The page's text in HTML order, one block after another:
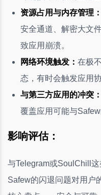
资源占用与内存管理：
安全通道、解密大文
致应用崩溃。
网络环境触发： 在极
态，有时会触发应用
与第三方应用的冲突：
覆盖应用可能与
影响评估：
与Telegram或SoulChill这
Safew的闪退问题对用户